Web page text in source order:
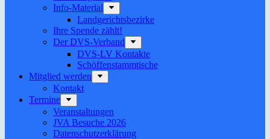
Info-Material
Landgerichtsbezirke
Ihre Spende zählt!
Der DVS-Verband
DVS-LV Kontakte
Schöffenstammtische
Mitglied werden
Kontakt
Termine
Veranstaltungen
JVA Besuche 2026
Datenschutz­erklärung